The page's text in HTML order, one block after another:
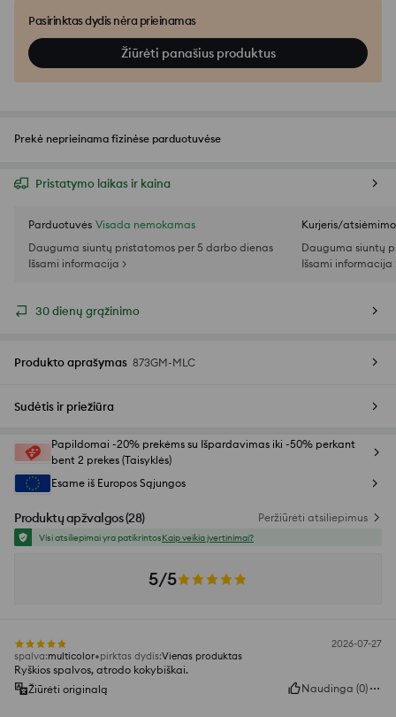
Pasirinktas dydis nėra prieinamas
Žiūrėti panašius produktus
Prekė neprieinama fizinėse parduotuvėse
Pristatymo laikas ir kaina
Parduotuvės Visada nemokamas
Dauguma siuntų pristatomos per 5 darbo dienas
Išsami informacija >
Kurjeris/
Dauguma siuntų
Išsami informacija
30 dienų grąžinimo
Produkto aprašymas 873GM-MLC
Sudėtis ir priežiūra
Papildomai -20% prekėms su Išpardavimas iki -50% perkant
bent 2 prekes (Taisyklės)
Esame iš Europos Sąjungos
Produktų apžvalgos(28) Peržiūrėti atsiliepimus
Visi atsiliepimai yra patikrintosKaip veikia įvertinimai?
5/5
2026-07-27
spalva:multicolor pirktas dydis:Vienas produktas
Ryškios spalvos, atrodo kokybiškai.
Žiūrėti originalą
Naudinga (0)